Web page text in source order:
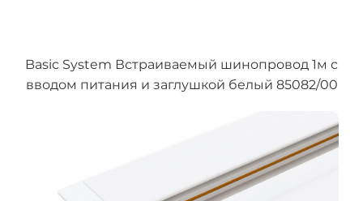
Basic System Встраиваемый шинопровод 1м с
вводом питания и заглушкой белый 85082/00